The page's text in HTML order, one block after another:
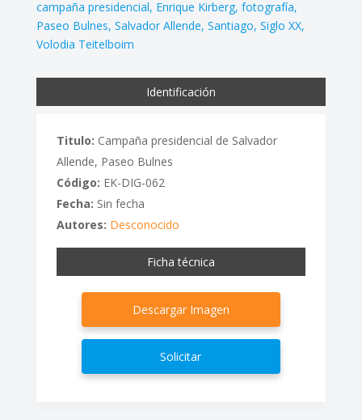
campaña presidencial Enrique Kirberg fotografía
Paseo Bulnes Salvador Allende Santiago Siglo XX
Volodia Teitelboim
Identificación
Titulo: Campaña presidencial de Salvador
Allende, Paseo Bulnes
Código: EK-DIG-062
Fecha: Sin fecha
Autores: Desconocido
Ficha técnica
Descargar Imagen
Solicitar